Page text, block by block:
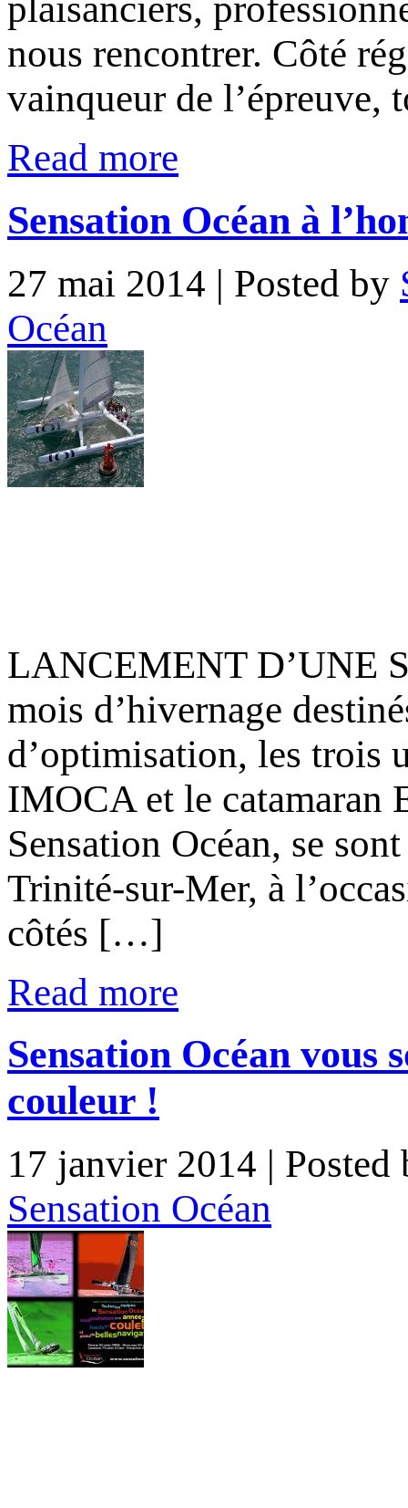
plaisanciers,
nous rencontrer. Côté
vainqueur de
Read more
Sensation Océan à
27 mai 2014 | Posted by
Océan
LANCEMENT D’UNE
mois d’hivernage
d’optimisation, les trois
IMOCA et le catamaran
Sensation Océan, se
Trinité-sur-Mer, à
côtés […]
Read more
Sensation Océan vous
couleur !
17 janvier 2014 |
Sensation Océan